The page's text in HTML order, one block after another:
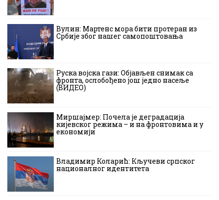
Вулин: Мартенс мора бити протеран из
Србије због нашег самопоштовања
Руска војска гази: Објављен снимак са
фронта, ослобођено још једно насеље
(ВИДЕО)
Миршајмер: Почела је деградација
кијевског режима – и на фронтовима и у
економији
Владимир Коларић: Кључеви српског
националног идентитета